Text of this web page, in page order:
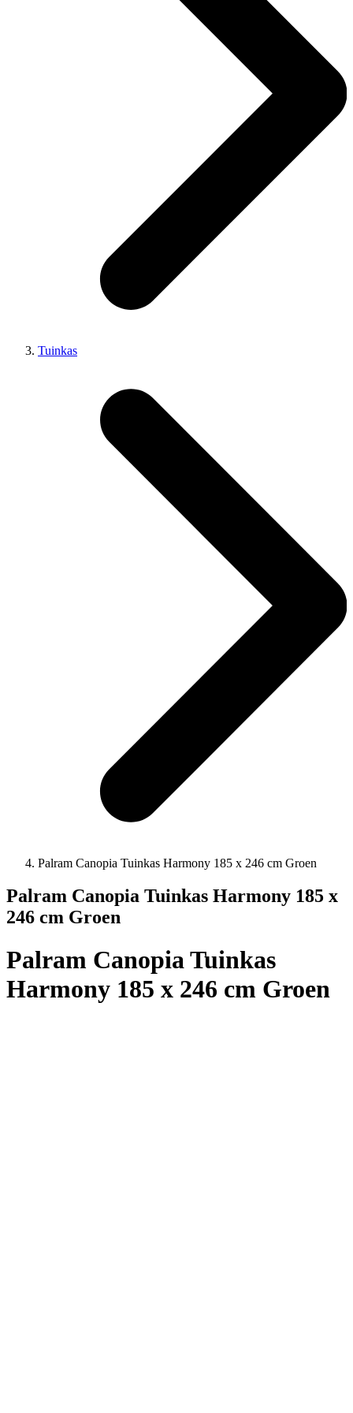
Tuinkas
Palram Canopia Tuinkas Harmony 185 x 246 cm Groen
Palram Canopia Tuinkas Harmony 185 x
246 cm Groen
Palram Canopia Tuinkas
Harmony 185 x 246 cm Groen